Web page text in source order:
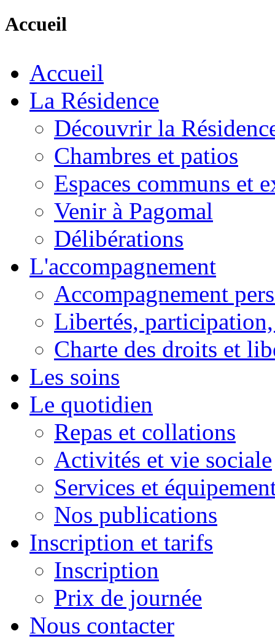
Accueil
Accueil
La Résidence
Découvrir la
Chambres et patios
Espaces communs et
Venir à Pagomal
Délibérations
L'accompagnement
Accompagnement
Libertés,
Charte des droits et
Les soins
Le quotidien
Repas et collations
Activités et vie sociale
Services et
Nos publications
Inscription et tarifs
Inscription
Prix de journée
Nous contacter